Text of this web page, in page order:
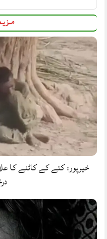
خیرپور: کتے کے کاٹنے کا